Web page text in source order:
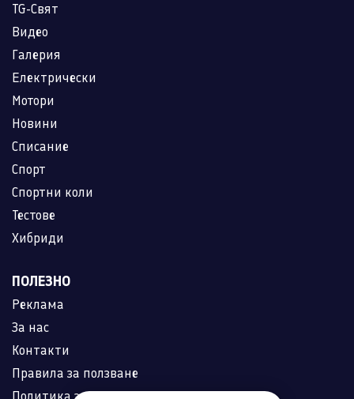
TG-Свят
Видео
Галерия
Електрически
Мотори
Новини
Списание
Спорт
Спортни коли
Тестове
Хибриди
ПОЛЕЗНО
Реклама
За нас
Контакти
Правила за ползване